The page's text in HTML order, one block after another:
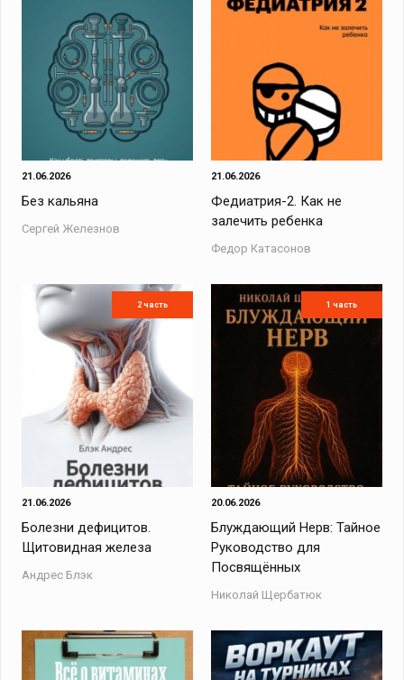
21.06.2026
Без кальяна
Сергей Железнов
21.06.2026
Федиатрия-2. Как не
залечить ребенка
Федор Катасонов
2 часть
21.06.2026
Болезни дефицитов.
Щитовидная железа
Андрес Блэк
1 часть
20.06.2026
Блуждающий Нерв: Тайное
Руководство для
Посвящённых
Николай Щербатюк